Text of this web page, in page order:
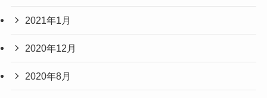
2021年1月
2020年12月
2020年8月